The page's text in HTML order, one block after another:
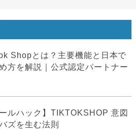
Shopとは？主要機能と日本で
方を解説｜公式認定パートナー
ールハック】TIKTOKSHOP 意図
ズを生む法則